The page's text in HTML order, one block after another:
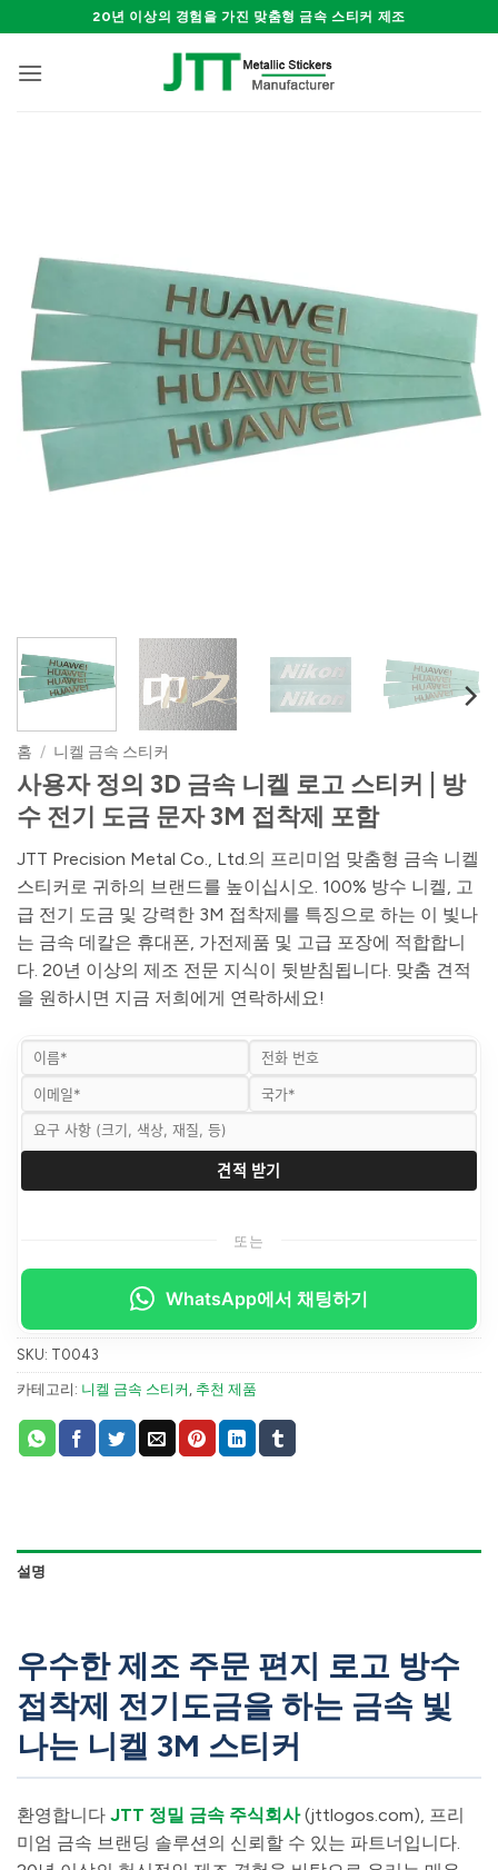
to
content
20년 이상의 경험을 가진 맞춤형 금속 스티커 제조
홈 / 니켈 금속 스티커
사용자 정의 3D 금속 니켈 로고 스티커 | 방
수 전기 도금 문자 3M 접착제 포함
JTT Precision Metal Co., Ltd.의 프리미엄 맞춤형 금속 니켈
스티커로 귀하의 브랜드를 높이십시오. 100% 방수 니켈, 고
급 전기 도금 및 강력한 3M 접착제를 특징으로 하는 이 빛나
는 금속 데칼은 휴대폰, 가전제품 및 고급 포장에 적합합니
다. 20년 이상의 제조 전문 지식이 뒷받침됩니다. 맞춤 견적
을 원하시면 지금 저희에게 연락하세요!
또는
WhatsApp에서 채팅하기
SKU: T0043
카테고리: 니켈 금속 스티커 추천 제품
설명
우수한 제조 주문 편지 로고 방수
접착제 전기도금을 하는 금속 빛
나는 니켈 3M 스티커
환영합니다 JTT 정밀 금속 주식회사(jttlogos.com), 프리
미엄 금속 브랜딩 솔루션의 신뢰할 수 있는 파트너입니다.